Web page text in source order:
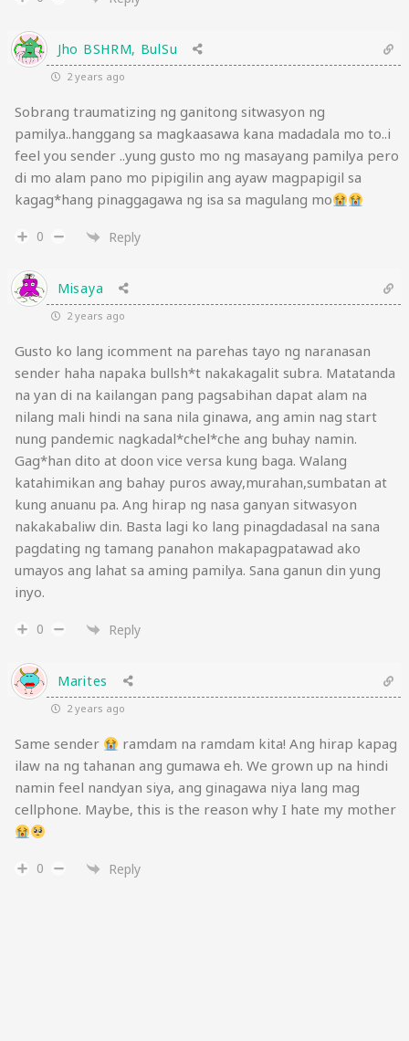
Jho BSHRM, BulSu
2 years ago
Sobrang traumatizing ng ganitong sitwasyon ng
pamilya..hanggang sa magkaasawa kana madadala mo to..i
feel you sender ..yung gusto mo ng masayang pamilya pero
di mo alam pano mo pipigilin ang ayaw magpapigil sa
kagag*hang pinaggagawa ng isa sa magulang mo
0 Reply
Misaya
2 years ago
Gusto ko lang icomment na parehas tayo ng naranasan
sender haha napaka bullsh*t nakakagalit subra. Matatanda
na yan di na kailangan pang pagsabihan dapat alam na
nilang mali hindi na sana nila ginawa, ang amin nag start
nung pandemic nagkadal*chel*che ang buhay namin.
Gag*han dito at doon vice versa kung baga. Walang
katahimikan ang bahay puros away,murahan,sumbatan at
kung anuanu pa. Ang hirap ng nasa ganyan sitwasyon
nakakabaliw din. Basta lagi ko lang pinagdadasal na sana
pagdating ng tamang panahon makapagpatawad ako
umayos ang lahat sa aming pamilya. Sana ganun din yung
inyo.
0 Reply
Marites
2 years ago
Same sender
ramdam na ramdam kita! Ang hirap kapag
ilaw na ng tahanan ang gumawa eh. We grown up na hindi
namin feel nandyan siya, ang ginagawa niya lang mag
cellphone. Maybe, this is the reason why I hate my mother
0 Reply